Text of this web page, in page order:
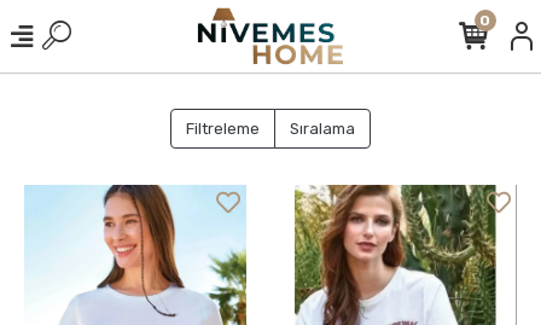
0
Filtreleme Sıralama